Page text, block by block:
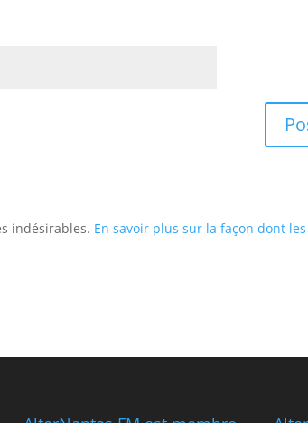
indésirables. En savoir plus sur la façon dont